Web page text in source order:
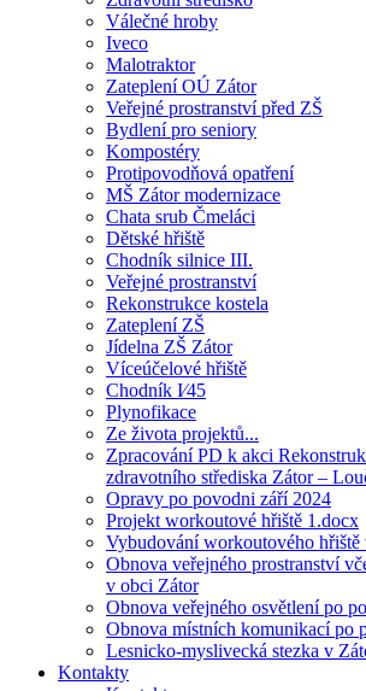
Válečné hroby
Iveco
Malotraktor
Zateplení OÚ Zátor
Veřejné prostranství před ZŠ
Bydlení pro seniory
Kompostéry
Protipovodňová opatření
MŠ Zátor modernizace
Chata srub Čmeláci
Dětské hřiště
Chodník silnice III.
Veřejné prostranství
Rekonstrukce kostela
Zateplení ZŠ
Jídelna ZŠ Zátor
Víceúčelové hřiště
Chodník I⁄45
Plynofikace
Ze života projektů...
Zpracování PD k akci
zdravotního střediska Zátor –
Opravy po povodni září 2024
Projekt workoutové hřiště 1.docx
Vybudování workoutového hřiště
Obnova veřejného prostranství
v obci Zátor
Obnova veřejného osvětlení po
Obnova místních komunikací po
Lesnicko-myslivecká stezka v
Kontakty